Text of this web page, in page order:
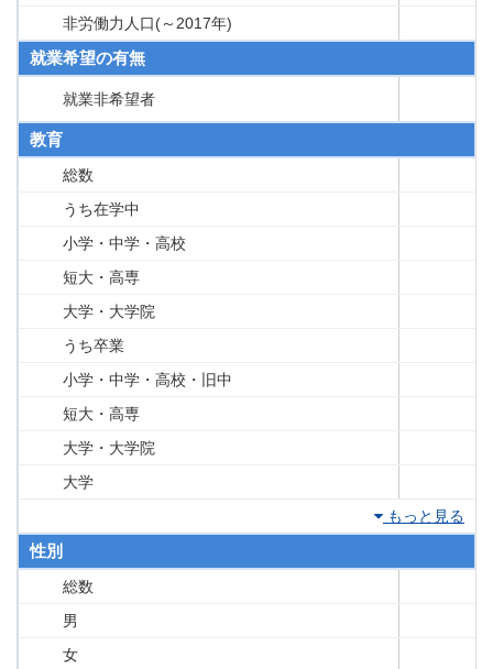
非労働力人口(～2017年)
就業希望の有無
就業非希望者
教育
総数
うち在学中
小学・中学・高校
短大・高専
大学・大学院
うち卒業
小学・中学・高校・旧中
短大・高専
大学・大学院
大学
もっと見る
性別
総数
男
女